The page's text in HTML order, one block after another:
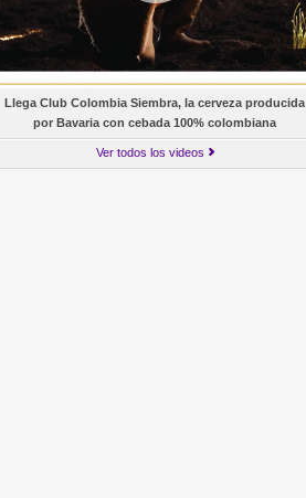
Llega Club Colombia Siembra, la cerveza producida
por Bavaria con cebada 100% colombiana
Ver todos los videos